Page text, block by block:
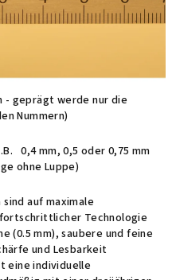
- geprägt werde nur die
Nummern)
0,4 mm, 0,5 oder 0,75 mm
ohne Luppe)
auf maximale
Technologie
(0.5 mm), saubere und feine
und Lesbarkeit
eine individuelle